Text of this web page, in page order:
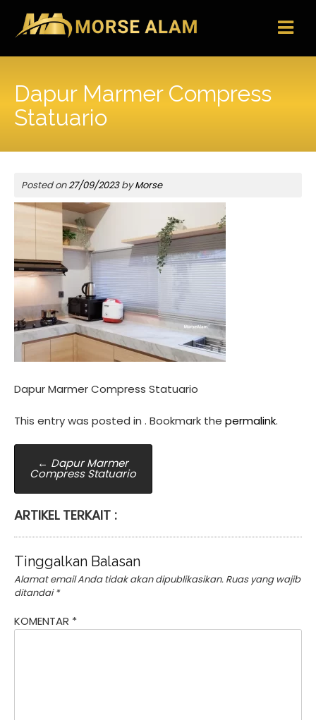
content
Dapur Marmer Compress
Statuario
Posted on27/09/2023byMorse
Dapur Marmer Compress Statuario
This entry was posted in . Bookmark the permalink.
Post
navigation
← Dapur Marmer
Compress Statuario
ARTIKEL TERKAIT :
Tinggalkan Balasan
Alamat email Anda tidak akan dipublikasikan. Ruas yang wajib
ditandai*
KOMENTAR *